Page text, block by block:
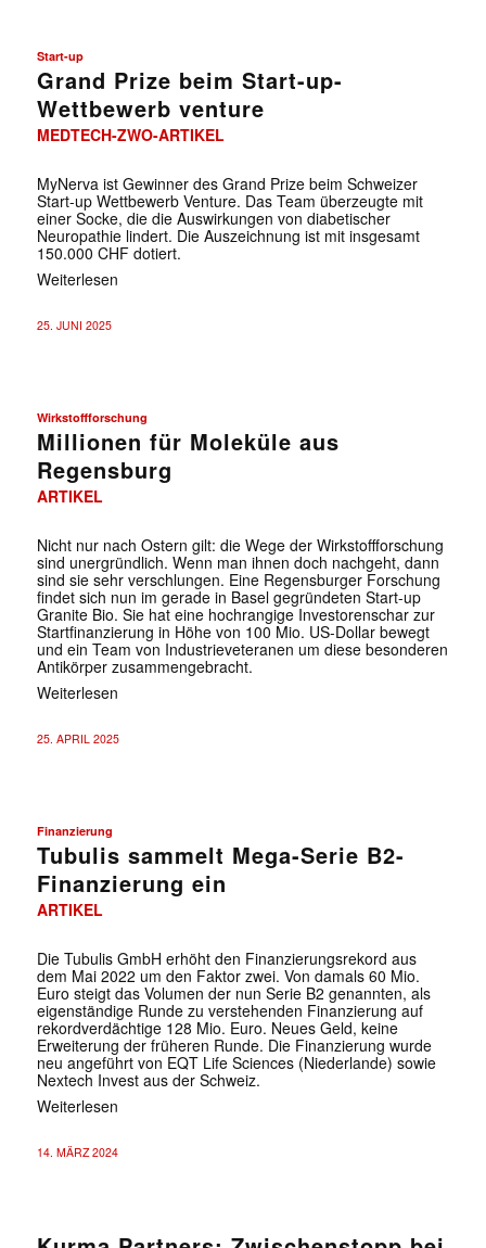
Start-up
Grand Prize beim Start-up-
Wettbewerb venture
MEDTECH-ZWO-ARTIKEL
MyNerva ist Gewinner des Grand Prize beim Schweizer
Start-up Wettbewerb Venture. Das Team überzeugte mit
einer Socke, die die Auswirkungen von diabetischer
Neuropathie lindert. Die Auszeichnung ist mit insgesamt
150.000 CHF dotiert.
Weiterlesen
25. JUNI 2025
Wirkstoffforschung
Millionen für Moleküle aus
Regensburg
ARTIKEL
Nicht nur nach Ostern gilt: die Wege der Wirkstoffforschung
sind unergründlich. Wenn man ihnen doch nachgeht, dann
sind sie sehr verschlungen. Eine Regensburger Forschung
findet sich nun im gerade in Basel gegründeten Start-up
Granite Bio. Sie hat eine hochrangige Investorenschar zur
Startfinanzierung in Höhe von 100 Mio. US-Dollar bewegt
und ein Team von Industrieveteranen um diese besonderen
Antikörper zusammengebracht.
Weiterlesen
25. APRIL 2025
Finanzierung
Tubulis sammelt Mega-Serie B2-
Finanzierung ein
ARTIKEL
Die Tubulis GmbH erhöht den Finanzierungsrekord aus
dem Mai 2022 um den Faktor zwei. Von damals 60 Mio.
Euro steigt das Volumen der nun Serie B2 genannten, als
eigenständige Runde zu verstehenden Finanzierung auf
rekordverdächtige 128 Mio. Euro. Neues Geld, keine
Erweiterung der früheren Runde. Die Finanzierung wurde
neu angeführt von EQT Life Sciences (Niederlande) sowie
Nextech Invest aus der Schweiz.
Weiterlesen
14. MÄRZ 2024